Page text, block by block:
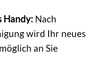
Handy:Nach
wird Ihr neues
an Sie